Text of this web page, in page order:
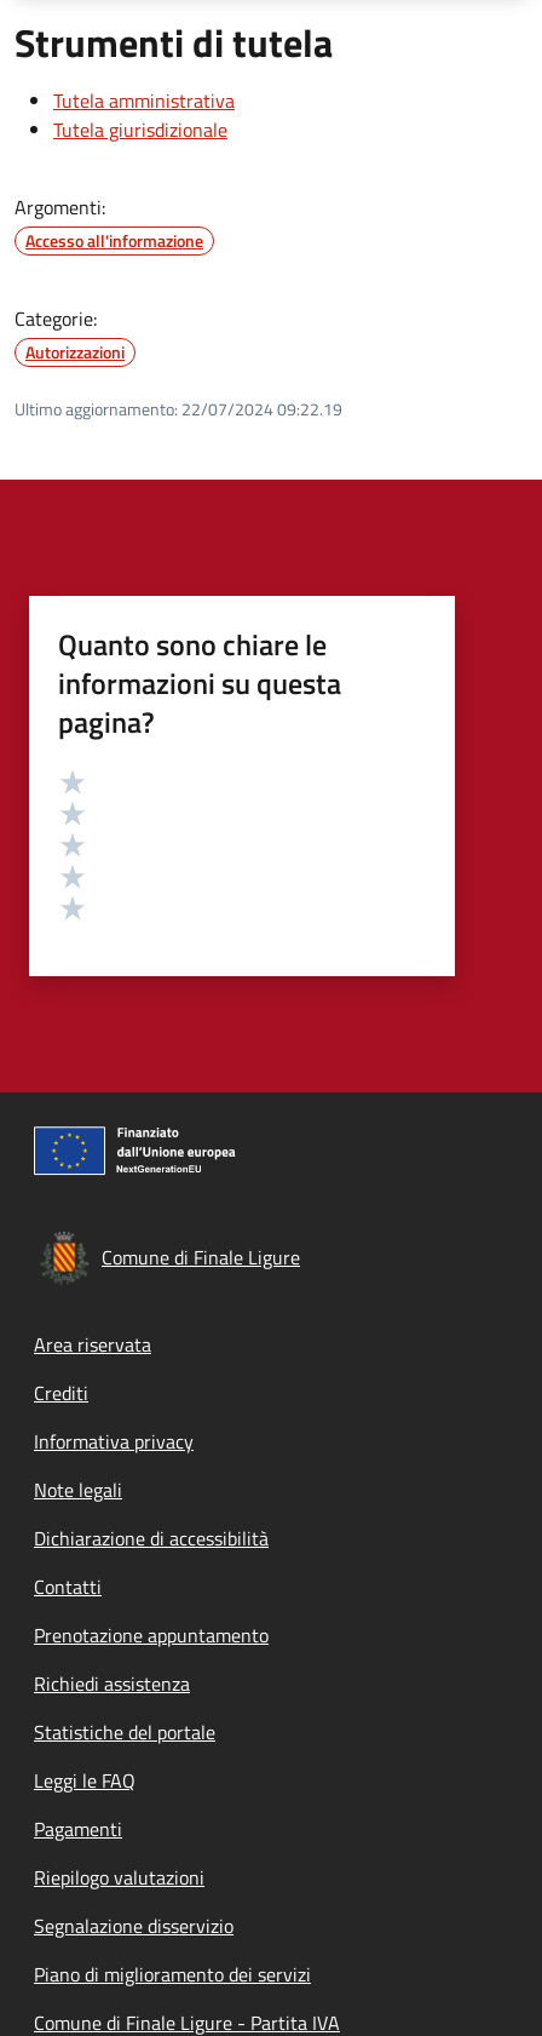
Strumenti di tutela
Tutela amministrativa
Tutela giurisdizionale
Argomenti:
Accesso all'informazione
Categorie:
Autorizzazioni
Ultimo aggiornamento: 22/07/2024 09:22.19
Quanto sono chiare le
informazioni su questa
pagina?
Valutazione
Comune di Finale Ligure
Footer menu
Area riservata
Crediti
Informativa privacy
Note legali
Dichiarazione di accessibilità
Contatti
Prenotazione appuntamento
Richiedi assistenza
Statistiche del portale
Leggi le FAQ
Pagamenti
Riepilogo valutazioni
Segnalazione disservizio
Piano di miglioramento dei servizi
Comune di Finale Ligure - Partita IVA